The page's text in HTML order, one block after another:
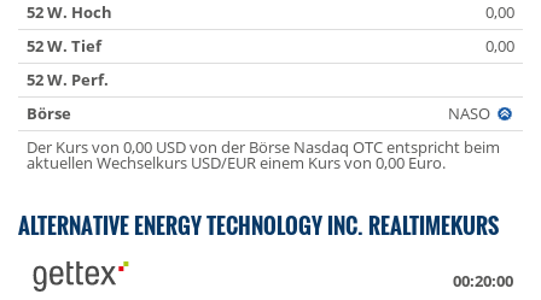
52 W. Hoch
0,00
52 W. Tief
0,00
52 W. Perf.
Börse
NASO
Der Kurs von 0,00 USD von der Börse Nasdaq OTC entspricht beim
aktuellen Wechselkurs USD/EUR einem Kurs von 0,00 Euro.
ALTERNATIVE ENERGY TECHNOLOGY INC. REALTIMEKURS
00:20:00